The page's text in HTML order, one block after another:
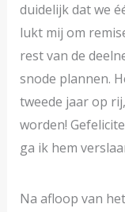
duidelijk dat we
lukt mij om
rest van de
snode plannen.
tweede jaar op
worden!
ga ik hem
Na afloop van